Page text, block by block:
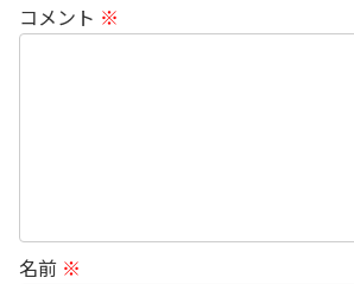
コメント ※
名前 ※